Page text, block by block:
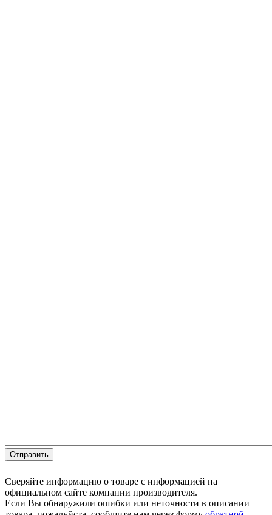
Сверяйте информацию о товаре с информацией на
официальном сайте компании производителя.
Если Вы обнаружили ошибки или неточности в описании